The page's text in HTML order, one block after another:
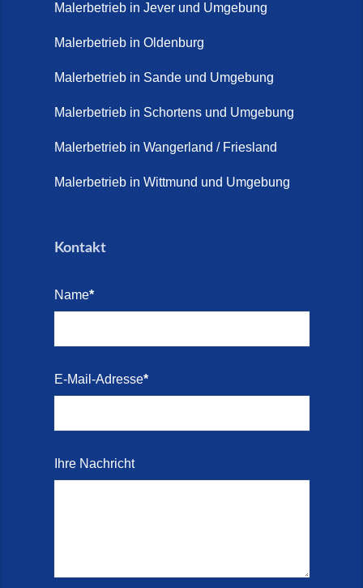
Malerbetrieb in Jever und Umgebung
Malerbetrieb in Oldenburg
Malerbetrieb in Sande und Umgebung
Malerbetrieb in Schortens und Umgebung
Malerbetrieb in Wangerland / Friesland
Malerbetrieb in Wittmund und Umgebung
Kontakt
Name*
E-Mail-Adresse*
Ihre Nachricht